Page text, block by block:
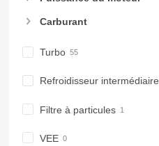
6620
6800
6820
Carburant
Turbo
Refroidisseur intermédiaire
Filtre à particules
VEE